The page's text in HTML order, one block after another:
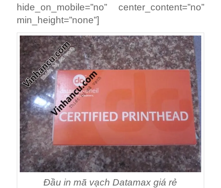
hide_on_mobile=”no” center_content=”no”
min_height=”none”]
Đầu in mã vạch Datamax giá rẻ